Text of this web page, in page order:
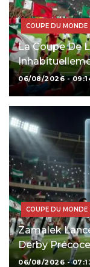
COUPE DU MONDE
La Coupe De
06/08/2026 -
COUPE DU MONDE
Zamalek
Derby Précoce
06/08/2026 -